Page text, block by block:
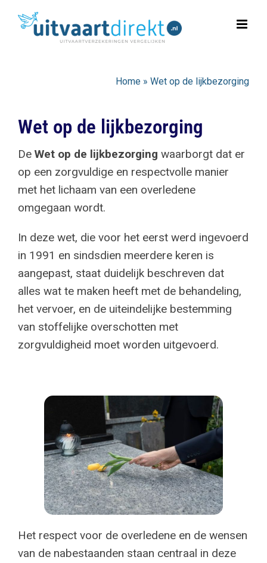
naar
Home »Wet op de lijkbezorging
Wet op de lijkbezorging
De Wet op de lijkbezorging waarborgt dat er
op een zorgvuldige en respectvolle manier
met het lichaam van een overledene
omgegaan wordt.
In deze wet, die voor het eerst werd ingevoerd
in 1991 en sindsdien meerdere keren is
aangepast, staat duidelijk beschreven dat
alles wat te maken heeft met de behandeling,
het vervoer, en de uiteindelijke bestemming
van stoffelijke overschotten met
zorgvuldigheid moet worden uitgevoerd.
Het respect voor de overledene en de wensen
van de nabestaanden staan centraal in deze